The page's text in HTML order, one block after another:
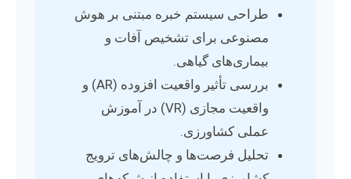
طراحی سیستم خبره مبتنی بر هوش
مصنوعی برای تشخیص آفات و
بیماری‌های گیاهی.
بررسی تأثیر واقعیت افزوده (AR) و
واقعیت مجازی (VR) در آموزش
عملی کشاورزی.
تحلیل فرصت‌ها و چالش‌های ترویج